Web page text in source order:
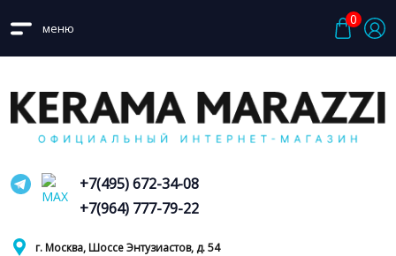
меню
0
г. Москва, Шоссе Энтузиастов, д. 54
+7(495) 672-34-08
+7(964) 777-79-22